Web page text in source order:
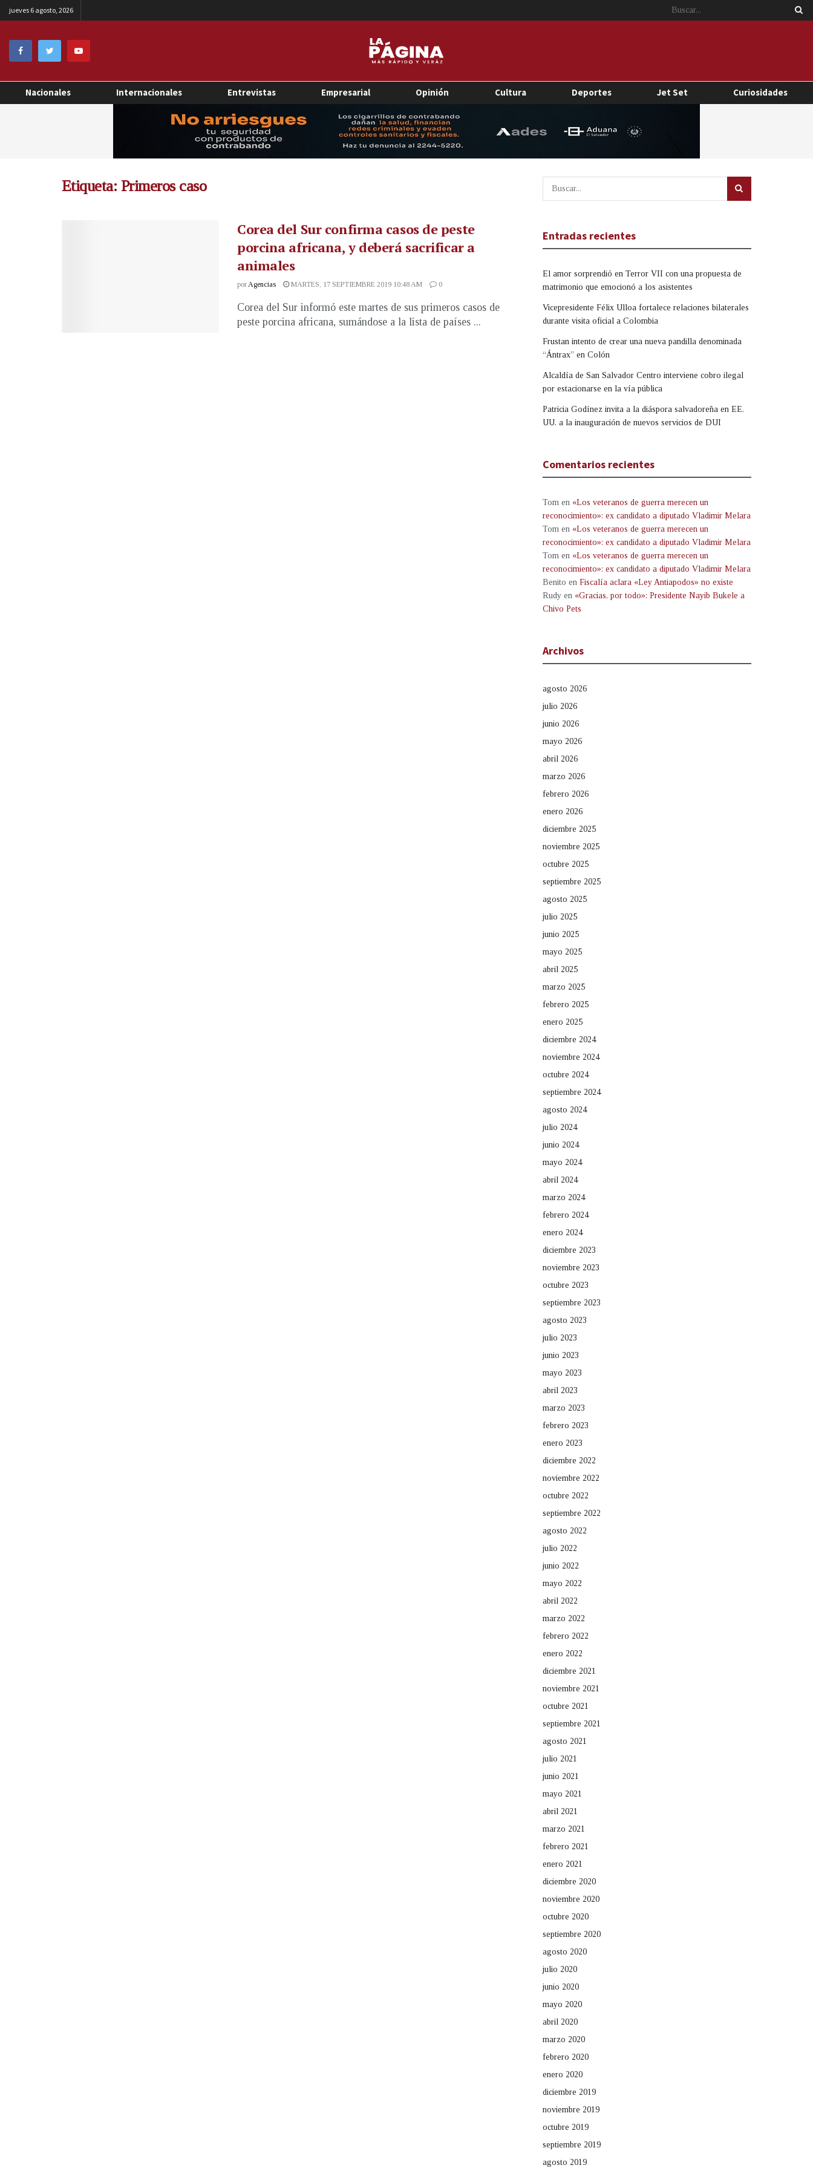
jueves 6 agosto, 2026
Nacionales Internacionales Entrevistas Empresarial Opinión Cultura Deportes Jet Set Curiosidades
Etiqueta: Primeros caso
Corea del Sur confirma casos de peste
porcina africana, y deberá sacrificar a
animales
porAgencias MARTES, 17 SEPTIEMBRE 2019 10:48 AM 0
Corea del Sur informó este martes de sus primeros casos de
peste porcina africana, sumándose a la lista de países ...
Entradas recientes
El amor sorprendió en Terror VII con una propuesta de
matrimonio que emocionó a los asistentes
Vicepresidente Félix Ulloa fortalece relaciones bilaterales
durante visita oficial a Colombia
Frustan intento de crear una nueva pandilla denominada
“Ántrax” en Colón
Alcaldía de San Salvador Centro interviene cobro ilegal
por estacionarse en la vía pública
Patricia Godínez invita a la diáspora salvadoreña en EE.
UU. a la inauguración de nuevos servicios de DUI
Comentarios recientes
Tom en «Los veteranos de guerra merecen un
reconocimiento»: ex candidato a diputado Vladimir Melara
Tom en «Los veteranos de guerra merecen un
reconocimiento»: ex candidato a diputado Vladimir Melara
Tom en «Los veteranos de guerra merecen un
reconocimiento»: ex candidato a diputado Vladimir Melara
Benito en Fiscalía aclara «Ley Antiapodos» no existe
Rudy en «Gracias, por todo»: Presidente Nayib Bukele a
Chivo Pets
Archivos
agosto 2026
julio 2026
junio 2026
mayo 2026
abril 2026
marzo 2026
febrero 2026
enero 2026
diciembre 2025
noviembre 2025
octubre 2025
septiembre 2025
agosto 2025
julio 2025
junio 2025
mayo 2025
abril 2025
marzo 2025
febrero 2025
enero 2025
diciembre 2024
noviembre 2024
octubre 2024
septiembre 2024
agosto 2024
julio 2024
junio 2024
mayo 2024
abril 2024
marzo 2024
febrero 2024
enero 2024
diciembre 2023
noviembre 2023
octubre 2023
septiembre 2023
agosto 2023
julio 2023
junio 2023
mayo 2023
abril 2023
marzo 2023
febrero 2023
enero 2023
diciembre 2022
noviembre 2022
octubre 2022
septiembre 2022
agosto 2022
julio 2022
junio 2022
mayo 2022
abril 2022
marzo 2022
febrero 2022
enero 2022
diciembre 2021
noviembre 2021
octubre 2021
septiembre 2021
agosto 2021
julio 2021
junio 2021
mayo 2021
abril 2021
marzo 2021
febrero 2021
enero 2021
diciembre 2020
noviembre 2020
octubre 2020
septiembre 2020
agosto 2020
julio 2020
junio 2020
mayo 2020
abril 2020
marzo 2020
febrero 2020
enero 2020
diciembre 2019
noviembre 2019
octubre 2019
septiembre 2019
agosto 2019